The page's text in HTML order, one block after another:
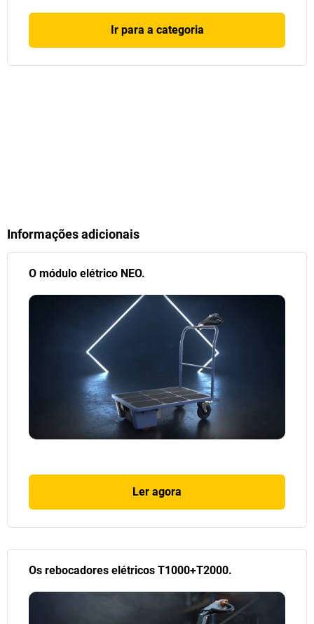
Ir para a categoria
Informações adicionais
O módulo elétrico NEO.
Ler agora
Os rebocadores elétricos T1000+T2000.